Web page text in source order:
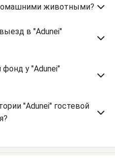
животными?
в "Adunei"
у "Adunei"
"Adunei" гостевой